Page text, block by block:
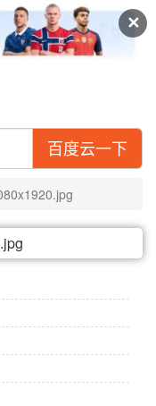
✕
百度云一下